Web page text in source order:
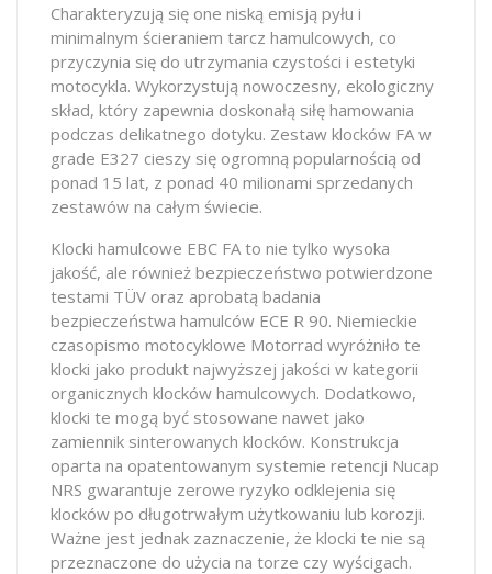
Charakteryzują się one niską emisją pyłu i
minimalnym ścieraniem tarcz hamulcowych, co
przyczynia się do utrzymania czystości i estetyki
motocykla. Wykorzystują nowoczesny, ekologiczny
skład, który zapewnia doskonałą siłę hamowania
podczas delikatnego dotyku. Zestaw klocków FA w
grade E327 cieszy się ogromną popularnością od
ponad 15 lat, z ponad 40 milionami sprzedanych
zestawów na całym świecie.
Klocki hamulcowe EBC FA to nie tylko wysoka
jakość, ale również bezpieczeństwo potwierdzone
testami TÜV oraz aprobatą badania
bezpieczeństwa hamulców ECE R 90. Niemieckie
czasopismo motocyklowe Motorrad wyróżniło te
klocki jako produkt najwyższej jakości w kategorii
organicznych klocków hamulcowych. Dodatkowo,
klocki te mogą być stosowane nawet jako
zamiennik sinterowanych klocków. Konstrukcja
oparta na opatentowanym systemie retencji Nucap
NRS gwarantuje zerowe ryzyko odklejenia się
klocków po długotrwałym użytkowaniu lub korozji.
Ważne jest jednak zaznaczenie, że klocki te nie są
przeznaczone do użycia na torze czy wyścigach.